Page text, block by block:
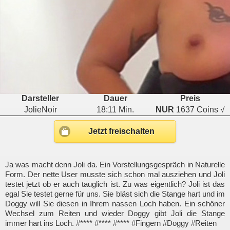
Darsteller Dauer
Preis
JolieNoir
18:11 Min. NUR 1637 Coins √
Jetzt freischalten
Ja was macht denn Joli da. Ein Vorstellungsgespräch in Naturelle
Form. Der nette User musste sich schon mal ausziehen und Joli
testet jetzt ob er auch tauglich ist. Zu was eigentlich? Joli ist das
egal Sie testet gerne für uns. Sie bläst sich die Stange hart und im
Doggy will Sie diesen in Ihrem nassen Loch haben. Ein schöner
Wechsel zum Reiten und wieder Doggy gibt Joli die Stange
immer hart ins Loch. #**** #**** #**** #Fingern #Doggy #Reiten